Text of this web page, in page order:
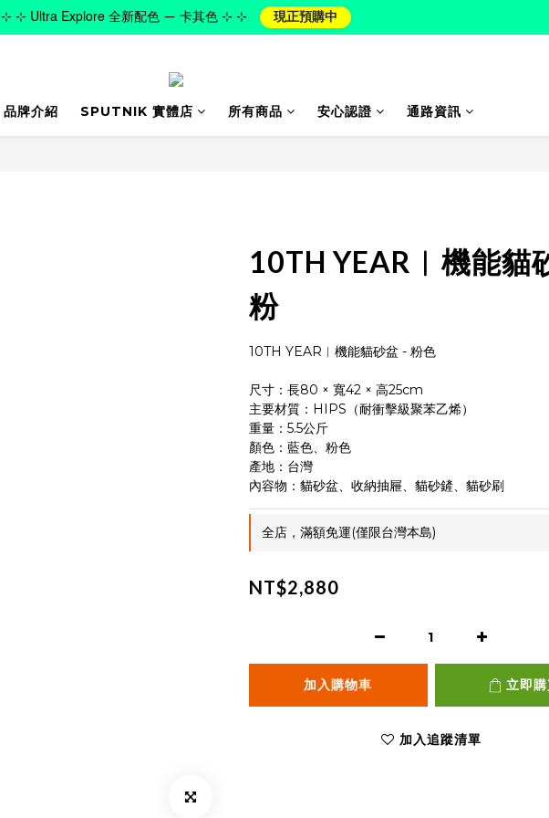
品牌介紹 SPUTNIK 實體店 所有商品 安心認證 通路資訊
10TH YEAR︱機能貓
粉
10TH YEAR︱機能貓砂盆 - 粉色
尺寸：長80 × 寬42 × 高25cm
主要材質：HIPS（耐衝擊級聚苯乙烯）
重量：5.5公斤
顏色：藍色、粉色
產地：台灣
內容物：貓砂盆、收納抽屜、貓砂鏟、貓砂刷
全店，滿額免運(僅限台灣本島)
NT$2,880
加入購物車 立即
加入追蹤清單
⊹ ⊹ Ultra Explore 全新配色 — 卡其色 ⊹ ⊹ 現正預購中